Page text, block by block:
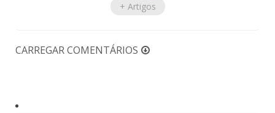
+ Artigos
CARREGAR COMENTÁRIOS